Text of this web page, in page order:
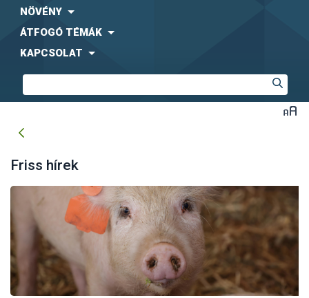
NÖVÉNY
ÁTFOGÓ TÉMÁK
KAPCSOLAT
Friss hírek